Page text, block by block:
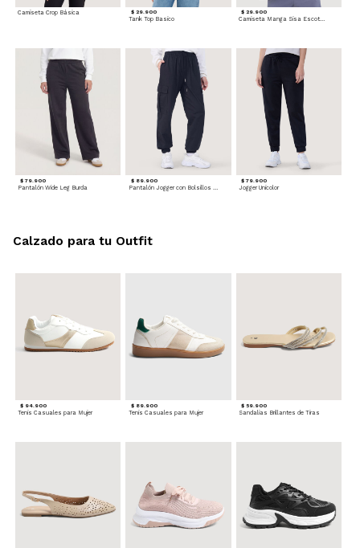
Camiseta Crop Básica $ 29.900
Tank Top Basico
$ 29.900
Camiseta Manga Sisa Escotada
$ 79.900
Pantalón Wide Leg Burda
$ 89.900
Pantalón Jogger con Bolsillos Cargo
$ 79.900
Jogger Unicolor
$ 94.900
Tenis Casuales para Mujer
$ 89.900
Tenis Casuales para Mujer
$ 59.900
Sandalias Brillantes de Tiras
Calzado para tu Outfit